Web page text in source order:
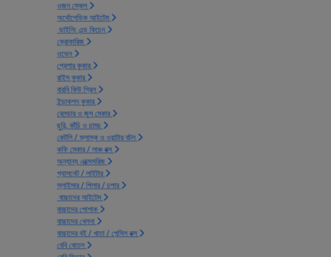
ওজন স্কেল
অর্থোপেডিক আইটেম
ডাইনিং এন্ড কিচেন
ক্রোকারিজ
ওভেন
প্রেশার কুকার
রাইস কুকার
বারবি কিউ গ্রিল
ইন্ডাকশন কুকার
ব্লেন্ডার ও জুস মেকার
ছুরি, কাঁচি ও চামচ
কেটলি / ফ্লাস্ক ও ওয়াটার বটল
কফি মেকার / লাঞ্চ বক্স
অন্যান্য এক্সেসরিজ
গ্যাসনেট / লাইটার
স্লাইসার / পিলার / চপার
বাচ্চাদের আইটেম
বাচ্চাদের পোশাক
বাচ্চাদের খেলনা
বাচ্চাদের বই / খাতা / পেন্সিল বক্স
বেবি বোতল